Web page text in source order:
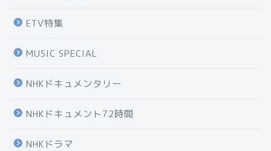
ETV特集
MUSIC SPECIAL
NHKドキュメンタリー
NHKドキュメント72時間
NHKドラマ